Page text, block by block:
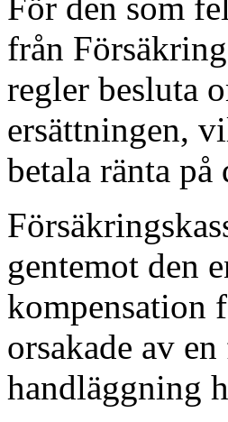
För den som
från
regler besluta
ersättningen,
betala ränta
gentemot den
kompensation
orsakade av
handläggning